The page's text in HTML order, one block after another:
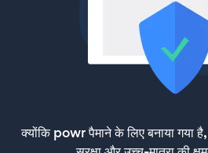
क्योंकि powr पैमाने के लिए बनाया गया